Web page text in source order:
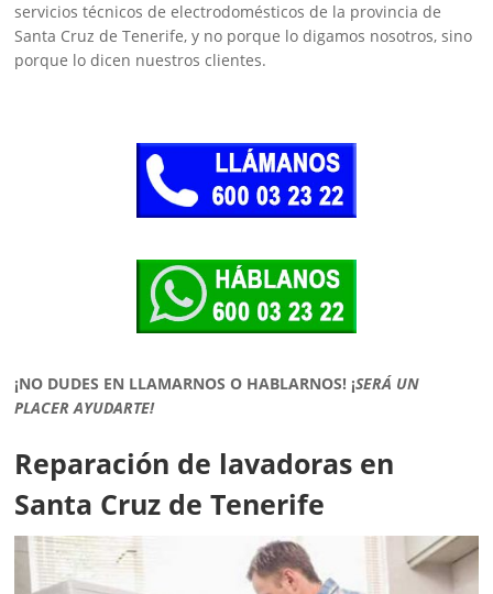
servicios técnicos de electrodomésticos de la provincia de
Santa Cruz de Tenerife, y no porque lo digamos nosotros, sino
porque lo dicen nuestros clientes.
¡NO DUDES EN LLAMARNOS O HABLARNOS! ¡SERÁ UN
PLACER AYUDARTE!
Reparación de lavadoras en
Santa Cruz de Tenerife